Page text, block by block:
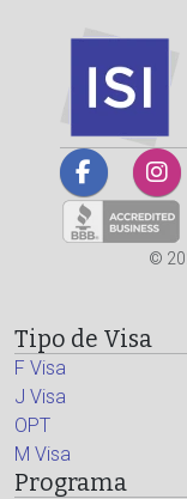
©
Tipo de Visa
F Visa
J Visa
OPT
M Visa
Programa